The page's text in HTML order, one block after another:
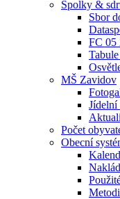
Spolky &
Sbor
FC 05
MŠ Zavidov
Jídelní
Počet
Obecní